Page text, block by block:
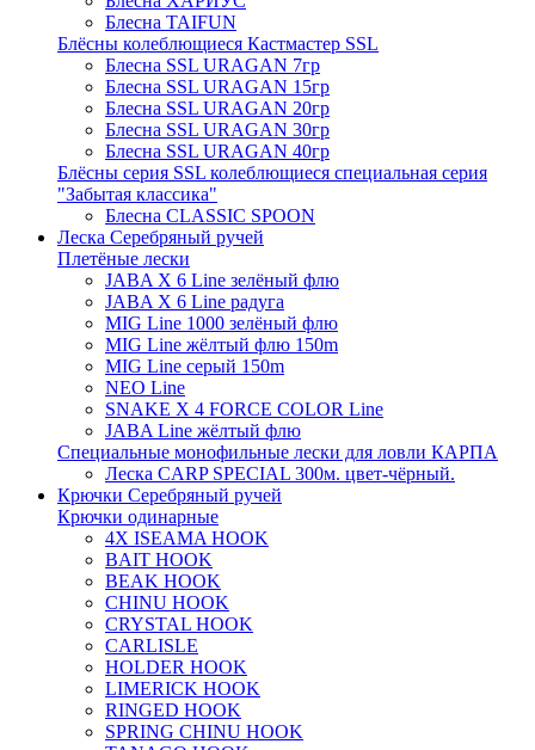
Блесна TAIFUN
Блёсны колеблющиеся Кастмастер SSL
Блесна SSL URAGAN 7гр
Блесна SSL URAGAN 15гр
Блесна SSL URAGAN 20гр
Блесна SSL URAGAN 30гр
Блесна SSL URAGAN 40гр
Блёсны серия SSL колеблющиеся специальная серия
"Забытая классика"
Блесна CLASSIC SPOON
Леска Серебряный ручей
Плетёные лески
JABA X 6 Line зелёный флю
JABA X 6 Line радуга
MIG Line 1000 зелёный флю
MIG Line жёлтый флю 150m
MIG Line серый 150m
NEO Line
SNAKE X 4 FORCE COLOR Line
JABA Line жёлтый флю
Специальные монофильные лески для ловли КАРПА
Леска CARP SPECIAL 300м. цвет-чёрный.
Крючки Серебряный ручей
Крючки одинарные
4X ISEAMA HOOK
BAIT HOOK
BEAK HOOK
CHINU HOOK
CRYSTAL HOOK
CARLISLE
HOLDER HOOK
LIMERICK HOOK
RINGED HOOK
SPRING CHINU HOOK